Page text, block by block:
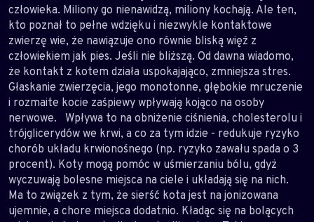
człowieka. Miliony go nienawidzą, miliony kochają. Ale ten,
kto poznał to pełne wdzięku i niezwykle kontaktowe
zwierzę wie, że nawiązuje ono równie bliską więź z
człowiekiem jak pies. Jeśli nie bliższą. Od dawna wiadomo,
że kontakt z kotem działa uspokajająco, zmniejsza stres.
Głaskanie zwierzęcia, jego monotonne, głębokie mruczenie
i rozmaite kocie zaśpiewy wpływają kojąco na osoby
nerwowe. Wpływa to na obniżenie ciśnienia, cholesterolu i
trójglicerydów we krwi, a co za tym idzie - redukuje ryzyko
chorób układu krwionośnego (np. ryzyko zawału spada o 3
procent). Koty mogą pomóc w uśmierzaniu bólu, gdyż
wyczuwają bolesne miejsca na ciele i układają się na nich.
Ma to związek z tym, że sierść kota jest na jonizowana
ujemnie, a chore miejsca dodatnio. Kładąc się na bolących